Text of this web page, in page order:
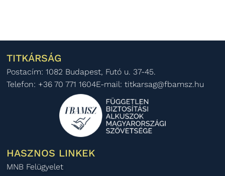
TITKÁRSÁG
Postacím: 1082 Budapest, Futó u. 37-45.
Telefon: +36 70 771 1604E-mail: titkarsag@fbamsz.hu
HASZNOS LINKEK
MNB Felügyelet